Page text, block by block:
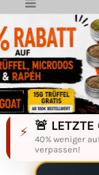
Magic
⚡ 🚨
40% weniger
verpassen!